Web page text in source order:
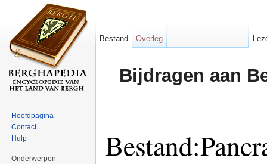
Bijdragen aan
Bestand Overleg
Hoofdpagina
Contact
Hulp
Onderwerpen